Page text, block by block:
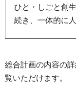
ひと・しごと創
続き、一体的に
総合計画の内容の
覧いただけます。